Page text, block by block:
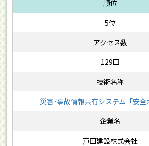
5位
129回
災害･事故情報共有システム「安全
戸田建設株式会社